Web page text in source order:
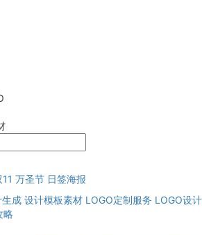
万圣节 日签海报
成 设计模板素材 LOGO定制服务 LOGO设计
略